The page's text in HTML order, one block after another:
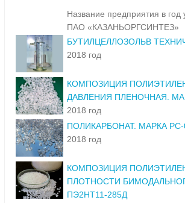
Название предприятия в год
ПАО «КАЗАНЬОРГСИНТЕЗ»
БУТИЛЦЕЛЛОЗОЛЬВ
2018 год
КОМПОЗИЦИЯ
ДАВЛЕНИЯ ПЛЕНОЧНАЯ.
2018 год
ПОЛИКАРБОНАТ. МАРКА PC-
2018 год
КОМПОЗИЦИЯ
ПЛОТНОСТИ
ПЭ2НТ11-285Д